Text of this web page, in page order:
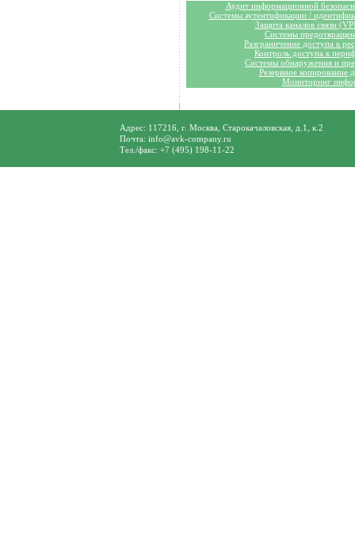
Аудит информационной
Системы аутентификации /
Защита каналов связи
Системы
Разграничение доступа к
Контроль доступа к
Системы обнаружения и
Резервное копирование
Мониторинг
Адрес: 117216, г. Москва, Старокачаловская, д.1, к.2
Почта: info@avk-company.ru
Тел./факс: +7 (495) 198-11-22